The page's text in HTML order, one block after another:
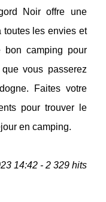
Noir offre une
toutes les envies et
bon camping pour
vous passerez
Faites votre
pour trouver le
en camping.
14:42 - 2 329 hits